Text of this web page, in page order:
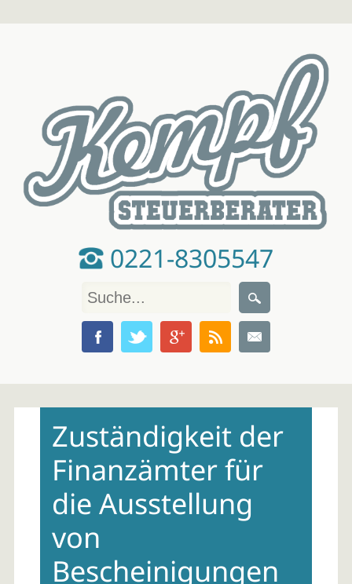
0221-8305547
contentZuständigkeit der
Finanzämter für
die Ausstellung
von
Bescheinigungen